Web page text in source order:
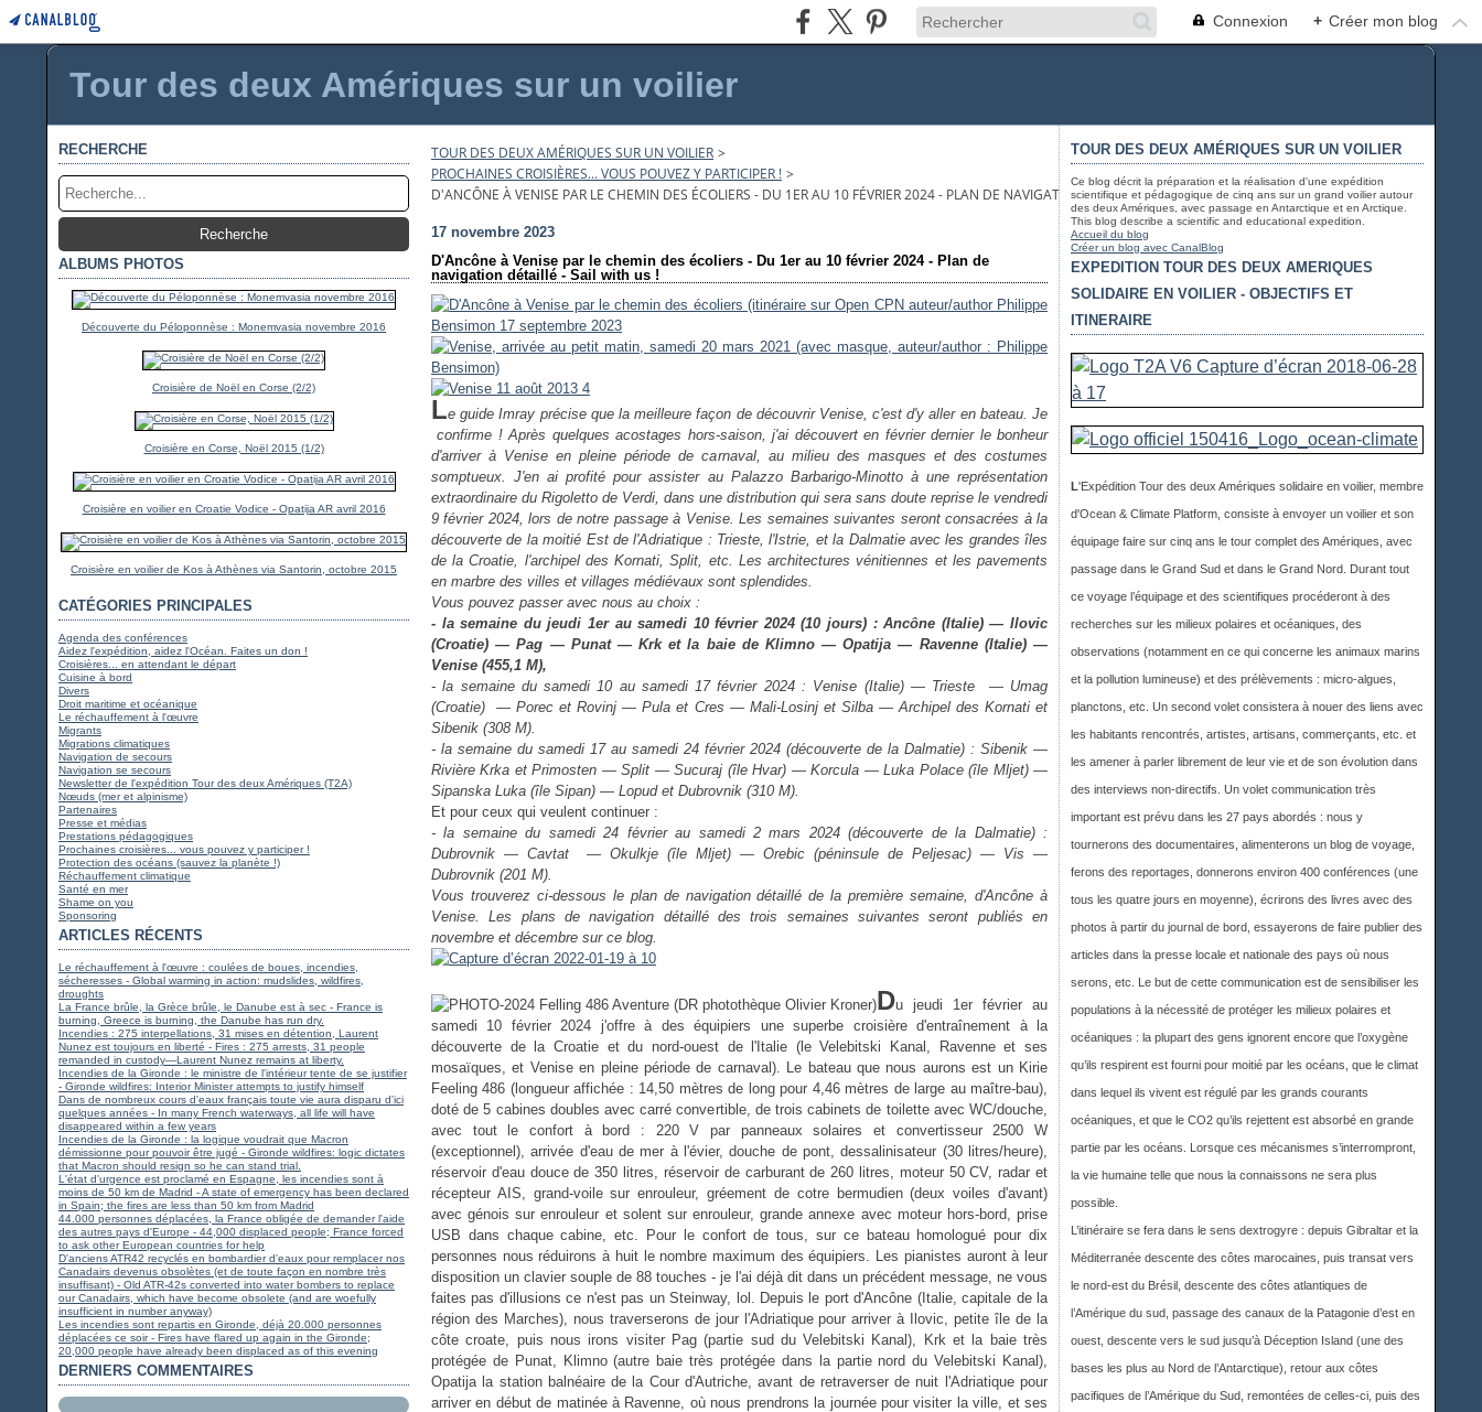
Connexion + Créer mon blog
Tour des deux Amériques sur un voilier
RECHERCHE
ALBUMS PHOTOS
Découverte du Péloponnèse : Monemvasia novembre 2016
Croisière de Noël en Corse (2/2)
Croisière en Corse, Noël 2015 (1/2)
Croisière en voilier en Croatie Vodice - Opatija AR avril 2016
Croisière en voilier de Kos à Athènes via Santorin, octobre 2015
CATÉGORIES PRINCIPALES
Agenda des conférences
Aidez l'expédition, aidez l'Océan. Faites un don !
Croisières... en attendant le départ
Cuisine à bord
Divers
Droit maritime et océanique
Le réchauffement à l'œuvre
Migrants
Migrations climatiques
Navigation de secours
Navigation se secours
Newsletter de l'expédition Tour des deux Amériques (T2A)
Nœuds (mer et alpinisme)
Partenaires
Presse et médias
Prestations pédagogiques
Prochaines croisières... vous pouvez y participer !
Protection des océans (sauvez la planète !)
Réchauffement climatique
Santé en mer
Shame on you
Sponsoring
ARTICLES RÉCENTS
Le réchauffement à l'œuvre : coulées de boues, incendies,
sécheresses - Global warming in action: mudslides, wildfires,
droughts
La France brûle, la Grèce brûle, le Danube est à sec - France is
burning, Greece is burning, the Danube has run dry.
Incendies : 275 interpellations, 31 mises en détention, Laurent
Nunez est toujours en liberté - Fires : 275 arrests, 31 people
remanded in custody—Laurent Nunez remains at liberty.
Incendies de la Gironde : le ministre de l'intérieur tente de se justifier
- Gironde wildfires: Interior Minister attempts to justify himself
Dans de nombreux cours d'eaux français toute vie aura disparu d'ici
quelques années - In many French waterways, all life will have
disappeared within a few years
Incendies de la Gironde : la logique voudrait que Macron
démissionne pour pouvoir être jugé - Gironde wildfires: logic dictates
that Macron should resign so he can stand trial.
L'état d'urgence est proclamé en Espagne, les incendies sont à
moins de 50 km de Madrid - A state of emergency has been declared
in Spain; the fires are less than 50 km from Madrid
44.000 personnes déplacées, la France obligée de demander l'aide
des autres pays d'Europe - 44,000 displaced people; France forced
to ask other European countries for help
D'anciens ATR42 recyclés en bombardier d'eaux pour remplacer nos
Canadairs devenus obsolètes (et de toute façon en nombre très
insuffisant) - Old ATR-42s converted into water bombers to replace
our Canadairs, which have become obsolete (and are woefully
insufficient in number anyway)
Les incendies sont repartis en Gironde, déjà 20.000 personnes
déplacées ce soir - Fires have flared up again in the Gironde;
20,000 people have already been displaced as of this evening
DERNIERS COMMENTAIRES
TOUR DES DEUX AMÉRIQUES SUR UN VOILIER >
PROCHAINES CROISIÈRES... VOUS POUVEZ Y PARTICIPER ! >
D'ANCÔNE À VENISE PAR LE CHEMIN DES ÉCOLIERS - DU 1ER AU 10 FÉVRIER 2024 - PLAN DE NAVIGATION DÉTAILLÉ - SAIL WITH US !
17 novembre 2023
D'Ancône à Venise par le chemin des écoliers - Du 1er au 10 février 2024 - Plan de
navigation détaillé - Sail with us !
Le guide Imray précise que la meilleure façon de découvrir Venise, c'est d'y aller en bateau. Je
confirme ! Après quelques acostages hors-saison, j'ai découvert en février dernier le bonheur
d'arriver à Venise en pleine période de carnaval, au milieu des masques et des costumes
somptueux. J'en ai profité pour assister au Palazzo Barbarigo-Minotto à une représentation
extraordinaire du Rigoletto de Verdi, dans une distribution qui sera sans doute reprise le vendredi
9 février 2024, lors de notre passage à Venise. Les semaines suivantes seront consacrées à la
découverte de la moitié Est de l'Adriatique : Trieste, l'Istrie, et la Dalmatie avec les grandes îles
de la Croatie, l'archipel des Kornati, Split, etc. Les architectures vénitiennes et les pavements
en marbre des villes et villages médiévaux sont splendides.
Vous pouvez passer avec nous au choix :
- la semaine du jeudi 1er au samedi 10 février 2024 (10 jours) : Ancône (Italie) — Ilovic
(Croatie) — Pag — Punat — Krk et la baie de Klimno — Opatija — Ravenne (Italie) —
Venise (455,1 M),
- la semaine du samedi 10 au samedi 17 février 2024 : Venise (Italie) — Trieste — Umag
(Croatie) — Porec et Rovinj — Pula et Cres — Mali-Losinj et Silba — Archipel des Kornati et
Sibenik (308 M).
- la semaine du samedi 17 au samedi 24 février 2024 (découverte de la Dalmatie) : Sibenik —
Rivière Krka et Primosten — Split — Sucuraj (île Hvar) — Korcula — Luka Polace (île Mljet) —
Sipanska Luka (île Sipan) — Lopud et Dubrovnik (310 M).
Et pour ceux qui veulent continuer :
- la semaine du samedi 24 février au samedi 2 mars 2024 (découverte de la Dalmatie) :
Dubrovnik — Cavtat — Okulkje (île Mljet) — Orebic (péninsule de Peljesac) — Vis —
Dubrovnik (201 M).
Vous trouverez ci-dessous le plan de navigation détaillé de la première semaine, d'Ancône à
Venise. Les plans de navigation détaillé des trois semaines suivantes seront publiés en
novembre et décembre sur ce blog.
Du jeudi 1er février au
samedi 10 février 2024 j'offre à des équipiers une superbe croisière d'entraînement à la
découverte de la Croatie et du nord-ouest de l'Italie (le Velebitski Kanal, Ravenne et ses
mosaïques, et Venise en pleine période de carnaval). Le bateau que nous aurons est un Kirie
Feeling 486 (longueur affichée : 14,50 mètres de long pour 4,46 mètres de large au maître-bau),
doté de 5 cabines doubles avec carré convertible, de trois cabinets de toilette avec WC/douche,
avec tout le confort à bord : 220 V par panneaux solaires et convertisseur 2500 W
(exceptionnel), arrivée d'eau de mer à l'évier, douche de pont, dessalinisateur (30 litres/heure),
réservoir d'eau douce de 350 litres, réservoir de carburant de 260 litres, moteur 50 CV, radar et
récepteur AIS, grand-voile sur enrouleur, gréement de cotre bermudien (deux voiles d'avant)
avec génois sur enrouleur et solent sur enrouleur, grande annexe avec moteur hors-bord, prise
USB dans chaque cabine, etc. Pour le confort de tous, sur ce bateau homologué pour dix
personnes nous réduirons à huit le nombre maximum des équipiers. Les pianistes auront à leur
disposition un clavier souple de 88 touches - je l'ai déjà dit dans un précédent message, ne vous
faites pas d'illusions ce n'est pas un Steinway, lol. Depuis le port d'Ancône (Italie, capitale de la
région des Marches), nous traverserons de jour l'Adriatique pour arriver à Ilovic, petite île de la
côte croate, puis nous irons visiter Pag (partie sud du Velebitski Kanal), Krk et la baie très
protégée de Punat, Klimno (autre baie très protégée dans la partie nord du Velebitski Kanal),
Opatija la station balnéaire de la Cour d'Autriche, avant de retraverser de nuit l'Adriatique pour
arriver en début de matinée à Ravenne, où nous prendrons la journée pour visiter la ville, et ses
TOUR DES DEUX AMÉRIQUES SUR UN VOILIER
Ce blog décrit la préparation et la réalisation d'une expédition
scientifique et pédagogique de cinq ans sur un grand voilier autour
des deux Amériques, avec passage en Antarctique et en Arctique.
This blog describe a scientific and educational expedition.
Accueil du blog
Créer un blog avec CanalBlog
EXPEDITION TOUR DES DEUX AMERIQUES
SOLIDAIRE EN VOILIER - OBJECTIFS ET
ITINERAIRE
L'Expédition Tour des deux Amériques solidaire en voilier, membre
d'Ocean & Climate Platform, consiste à envoyer un voilier et son
équipage faire sur cinq ans le tour complet des Amériques, avec
passage dans le Grand Sud et dans le Grand Nord. Durant tout
ce voyage l’équipage et des scientifiques procéderont à des
recherches sur les milieux polaires et océaniques, des
observations (notamment en ce qui concerne les animaux marins
et la pollution lumineuse) et des prélèvements : micro-algues,
planctons, etc. Un second volet consistera à nouer des liens avec
les habitants rencontrés, artistes, artisans, commerçants, etc. et
les amener à parler librement de leur vie et de son évolution dans
des interviews non-directifs. Un volet communication très
important est prévu dans les 27 pays abordés : nous y
tournerons des documentaires, alimenterons un blog de voyage,
ferons des reportages, donnerons environ 400 conférences (une
tous les quatre jours en moyenne), écrirons des livres avec des
photos à partir du journal de bord, essayerons de faire publier des
articles dans la presse locale et nationale des pays où nous
serons, etc. Le but de cette communication est de sensibiliser les
populations à la nécessité de protéger les milieux polaires et
océaniques : la plupart des gens ignorent encore que l’oxygène
qu’ils respirent est fourni pour moitié par les océans, que le climat
dans lequel ils vivent est régulé par les grands courants
océaniques, et que le CO2 qu’ils rejettent est absorbé en grande
partie par les océans. Lorsque ces mécanismes s’interrompront,
la vie humaine telle que nous la connaissons ne sera plus
possible.
L’itinéraire se fera dans le sens dextrogyre : depuis Gibraltar et la
Méditerranée descente des côtes marocaines, puis transat vers
le nord-est du Brésil, descente des côtes atlantiques de
l’Amérique du sud, passage des canaux de la Patagonie d’est en
ouest, descente vers le sud jusqu’à Déception Island (une des
bases les plus au Nord de l’Antarctique), retour aux côtes
pacifiques de l’Amérique du Sud, remontées de celles-ci, puis des